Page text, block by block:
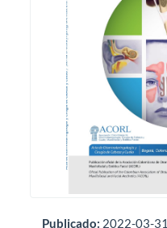
Publicado: 2022-03-31